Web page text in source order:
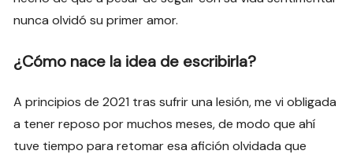
nunca olvidó su primer amor.
¿Cómo nace la idea de escribirla?
A principios de 2021 tras sufrir una lesión, me vi obligada
a tener reposo por muchos meses, de modo que ahí
tuve tiempo para retomar esa afición olvidada que